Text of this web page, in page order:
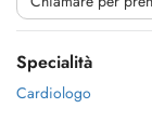
Specialità
Cardiologo